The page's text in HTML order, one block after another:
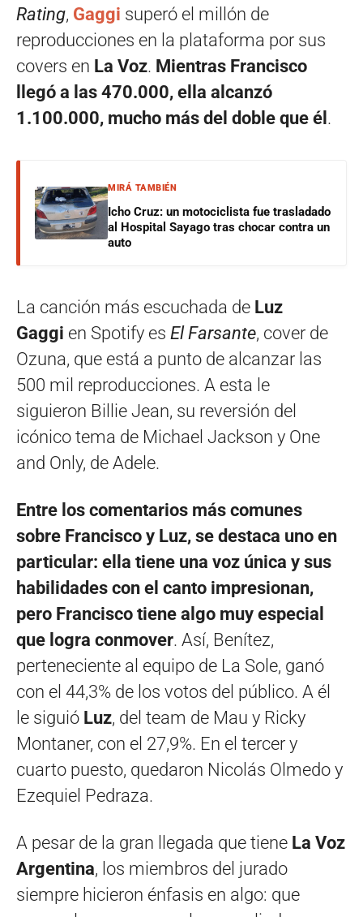
Rating, Gaggi superó el millón de
reproducciones en la plataforma por sus
covers en La Voz. Mientras Francisco
llegó a las 470.000, ella alcanzó
1.100.000, mucho más del doble que él .
MIRÁ TAMBIÉN
Icho Cruz: un motociclista fue trasladado
al Hospital Sayago tras chocar contra un
auto
La canción más escuchada de Luz
Gaggi en Spotify es El Farsante, cover de
Ozuna, que está a punto de alcanzar las
500 mil reproducciones. A esta le
siguieron Billie Jean, su reversión del
icónico tema de Michael Jackson y One
and Only, de Adele.
Entre los comentarios más comunes
sobre Francisco y Luz, se destaca uno en
particular: ella tiene una voz única y sus
habilidades con el canto impresionan,
pero Francisco tiene algo muy especial
que logra conmover. Así, Benítez,
perteneciente al equipo de La Sole, ganó
con el 44,3% de los votos del público. A él
le siguió Luz, del team de Mau y Ricky
Montaner, con el 27,9%. En el tercer y
cuarto puesto, quedaron Nicolás Olmedo y
Ezequiel Pedraza.
A pesar de la gran llegada que tiene La Voz
Argentina, los miembros del jurado
siempre hicieron énfasis en algo: que